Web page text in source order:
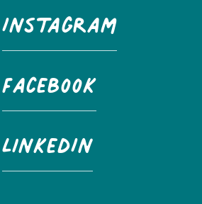
Instagram
FaceBook
LinkedIn